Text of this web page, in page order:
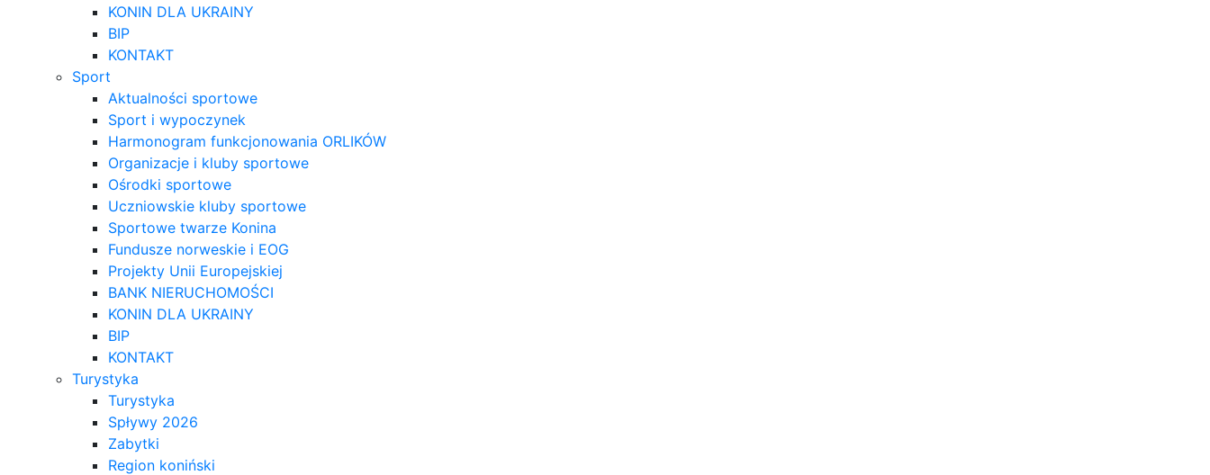
KONIN DLA UKRAINY
BIP
KONTAKT
Sport
Aktualności sportowe
Sport i wypoczynek
Harmonogram funkcjonowania ORLIKÓW
Organizacje i kluby sportowe
Ośrodki sportowe
Uczniowskie kluby sportowe
Sportowe twarze Konina
Fundusze norweskie i EOG
Projekty Unii Europejskiej
BANK NIERUCHOMOŚCI
KONIN DLA UKRAINY
BIP
KONTAKT
Turystyka
Turystyka
Spływy 2026
Zabytki
Region koniński